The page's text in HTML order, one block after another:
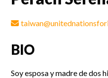
BIO
Soy esposa y madre de dos